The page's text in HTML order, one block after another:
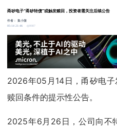
甬矽电子“甬矽转债”或触发赎回，投资者需关注后续公告
作者：集小微
05-14 21:46
9987
2026年05月14日，甬矽电子
赎回条件的提示性公告。
2025年6月26日，公司向不